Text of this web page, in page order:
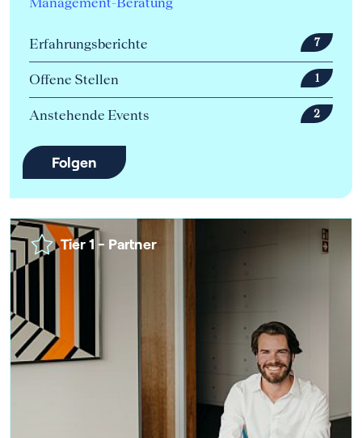
Erfahrungsberichte 7
Offene Stellen 1
Anstehende Events 2
Folgen
Tier 1 - Partner